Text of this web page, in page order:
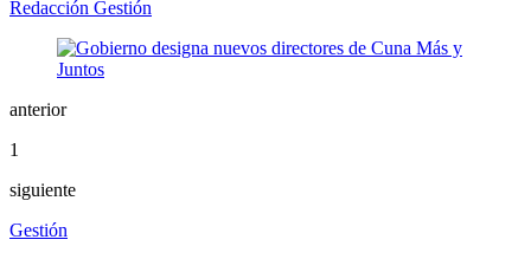
Redacción Gestión
anterior
1
siguiente
Gestión